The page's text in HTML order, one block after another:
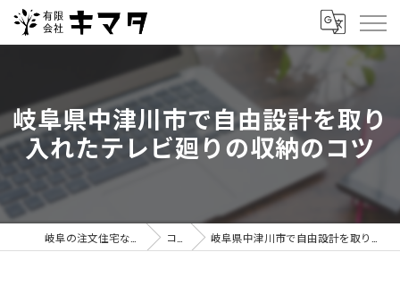
岐阜県中津川市で自由設計を取り
入れたテレビ廻りの収納のコツ
コラム 岐阜県中津川市で自由設計を取り入れたテレビ廻りの収納のコツ